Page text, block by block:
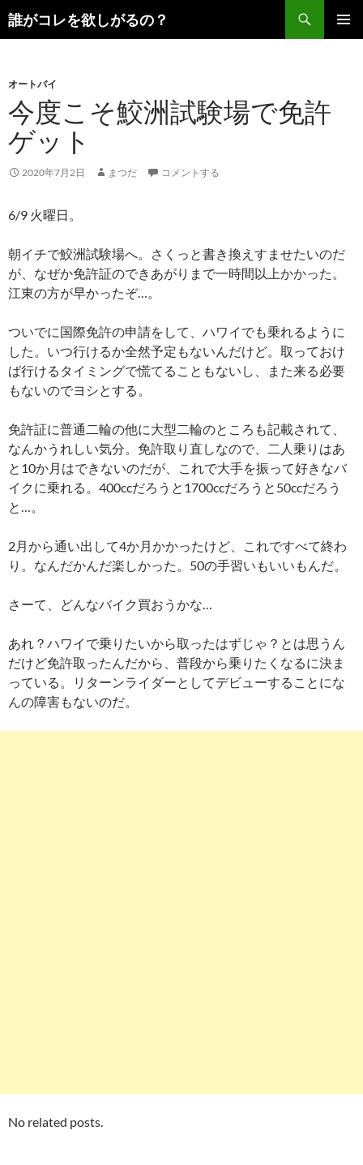
コ
ン
ツ
キ
誰がコレを欲しがるの？
検
索
オートバイ
今度こそ鮫洲試験場で免許
ゲット
2020年7月2日 まつだ コメントする
6/9 火曜日。
朝イチで鮫洲試験場へ。さくっと書き換えすませたいのだ
が、なぜか免許証のできあがりまで一時間以上かかった。
江東の方が早かったぞ…。
ついでに国際免許の申請をして、ハワイでも乗れるように
した。いつ行けるか全然予定もないんだけど。取っておけ
ば行けるタイミングで慌てることもないし、また来る必要
もないのでヨシとする。
免許証に普通二輪の他に大型二輪のところも記載されて、
なんかうれしい気分。免許取り直しなので、二人乗りはあ
と10か月はできないのだが、これで大手を振って好きなバ
イクに乗れる。400ccだろうと1700ccだろうと50ccだろう
と…。
2月から通い出して4か月かかったけど、これですべて終わ
り。なんだかんだ楽しかった。50の手習いもいいもんだ。
さーて、どんなバイク買おうかな…
あれ？ハワイで乗りたいから取ったはずじゃ？とは思うん
だけど免許取ったんだから、普段から乗りたくなるに決ま
っている。リターンライダーとしてデビューすることにな
んの障害もないのだ。
No related posts.